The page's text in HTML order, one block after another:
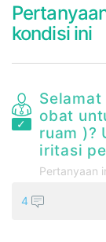
kondisi ini
obat
ruam )?
iritasi
Pertanyaan
4